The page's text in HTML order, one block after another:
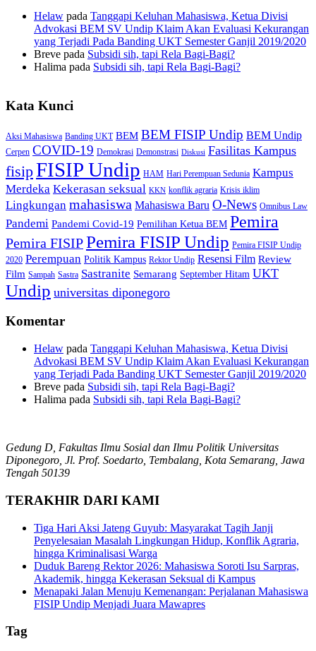
Helaw pada Tanggapi Keluhan Mahasiswa, Ketua Divisi
Advokasi BEM SV Undip Klaim Akan Evaluasi Kekurangan
yang Terjadi Pada Banding UKT Semester Ganjil 2019/2020
Breve pada Subsidi sih, tapi Rela Bagi-Bagi?
Halima pada Subsidi sih, tapi Rela Bagi-Bagi?
Kata Kunci
Aksi Mahasiswa Banding UKT BEM BEM FISIP Undip BEM Undip
Cerpen COVID-19 Demokrasi Demonstrasi Diskusi Fasilitas Kampus
fisipFISIP Undip HAM Hari Perempuan Sedunia Kampus
Merdeka Kekerasan seksual KKN konflik agraria Krisis iklim
Lingkungan mahasiswa Mahasiswa Baru O-News Omnibus Law
Pandemi Pandemi Covid-19 Pemilihan Ketua BEM Pemira
Pemira FISIPPemira FISIP Undip Pemira FISIP Undip
2020 Perempuan Politik Kampus Rektor Undip Resensi Film Review
Film Sampah Sastra Sastranite Semarang September Hitam UKT
Undip universitas diponegoro
Komentar
Helaw pada Tanggapi Keluhan Mahasiswa, Ketua Divisi
Advokasi BEM SV Undip Klaim Akan Evaluasi Kekurangan
yang Terjadi Pada Banding UKT Semester Ganjil 2019/2020
Breve pada Subsidi sih, tapi Rela Bagi-Bagi?
Halima pada Subsidi sih, tapi Rela Bagi-Bagi?
Gedung D, Fakultas Ilmu Sosial dan Ilmu Politik Universitas
Diponegoro, Jl. Prof. Soedarto, Tembalang, Kota Semarang, Jawa
Tengah 50139
TERAKHIR DARI KAMI
Tiga Hari Aksi Jateng Guyub: Masyarakat Tagih Janji
Penyelesaian Masalah Lingkungan Hidup, Konflik Agraria,
hingga Kriminalisasi Warga
Duduk Bareng Rektor 2026: Mahasiswa Soroti Isu Sarpras,
Akademik, hingga Kekerasan Seksual di Kampus
Menapaki Jalan Menuju Kemenangan: Perjalanan Mahasiswa
FISIP Undip Menjadi Juara Mawapres
Tag